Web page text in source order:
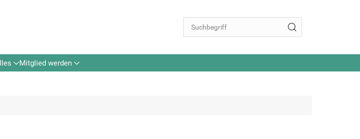
Mitglied werden